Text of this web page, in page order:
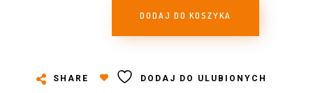
DODAJ DO KOSZYKA
SHARE DODAJ DO ULUBIONYCH